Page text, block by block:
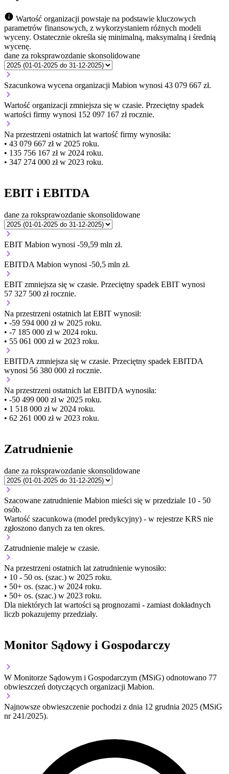
Wartość organizacji powstaje na podstawie kluczowych
parametrów finansowych, z wykorzystaniem różnych modeli
wyceny. Ostatecznie określa się minimalną, maksymalną i średnią
wycenę.
dane za roksprawozdanie skonsolidowane
Szacunkowa wycena organizacji Mabion wynosi 43 079 667 zł.
Wartość organizacji zmniejsza się w czasie. Przeciętny spadek
wartości firmy wynosi 152 097 167 zł rocznie.
Na przestrzeni ostatnich lat wartość firmy wynosiła:
• 43 079 667 zł w 2025 roku.
• 135 756 167 zł w 2024 roku.
• 347 274 000 zł w 2023 roku.
EBIT i EBITDA
dane za roksprawozdanie skonsolidowane
EBIT Mabion wynosi -59,59 mln zł.
EBITDA Mabion wynosi -50,5 mln zł.
EBIT zmniejsza się w czasie. Przeciętny spadek EBIT wynosi
57 327 500 zł rocznie.
Na przestrzeni ostatnich lat EBIT wynosił:
• -59 594 000 zł w 2025 roku.
• -7 185 000 zł w 2024 roku.
• 55 061 000 zł w 2023 roku.
EBITDA zmniejsza się w czasie. Przeciętny spadek EBITDA
wynosi 56 380 000 zł rocznie.
Na przestrzeni ostatnich lat EBITDA wynosiła:
• -50 499 000 zł w 2025 roku.
• 1 518 000 zł w 2024 roku.
• 62 261 000 zł w 2023 roku.
Zatrudnienie
dane za roksprawozdanie skonsolidowane
Szacowane zatrudnienie Mabion mieści się w przedziale 10 - 50
osób.
Wartość szacunkowa (model predykcyjny) - w rejestrze KRS nie
zgłoszono danych za ten okres.
Zatrudnienie maleje w czasie.
Na przestrzeni ostatnich lat zatrudnienie wynosiło:
• 10 - 50 os. (szac.) w 2025 roku.
• 50+ os. (szac.) w 2024 roku.
• 50+ os. (szac.) w 2023 roku.
Dla niektórych lat wartości są prognozami - zamiast dokładnych
liczb pokazujemy przedziały.
Monitor Sądowy i Gospodarczy
W Monitorze Sądowym i Gospodarczym (MSiG) odnotowano 77
obwieszczeń dotyczących organizacji Mabion.
Najnowsze obwieszczenie pochodzi z dnia 12 grudnia 2025 (MSiG
nr 241/2025).